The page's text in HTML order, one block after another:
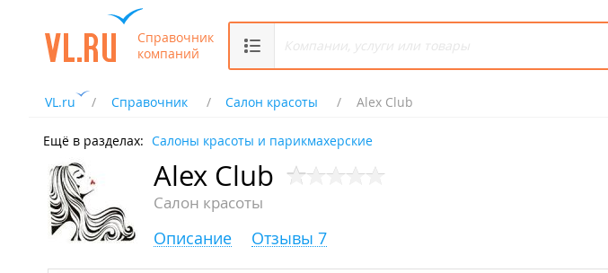
Справочник
компаний
VL.ru Справочник Салон красоты Alex Club
Ещё в разделах: Салоны красоты и парикмахерские
Alex Club
Салон красоты
Описание Отзывы 7